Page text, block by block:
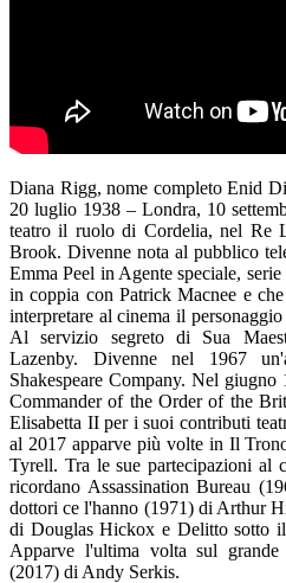
Diana Rigg, nome completo Enid
20 luglio 1938 – Londra, 10
teatro il ruolo di Cordelia, nel Re
Brook. Divenne nota al pubblico
Emma Peel in Agente speciale,
in coppia con Patrick Macnee e
interpretare al cinema il
Al servizio segreto di Sua
Lazenby. Divenne nel 1967
Shakespeare Company. Nel
Commander of the Order of the
Elisabetta II per i suoi contributi
al 2017 apparve più volte in Il
Tyrell. Tra le sue partecipazioni al
ricordano Assassination Bureau
dottori ce l'hanno (1971) di Arthur
di Douglas Hickox e Delitto sotto
Apparve l'ultima volta sul
(2017) di Andy Serkis.